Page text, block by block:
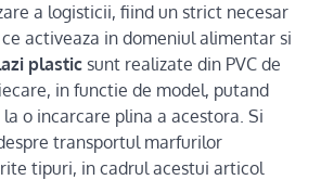
a logisticii, fiind un strict necesar
activeaza in domeniul alimentar si
plasticsunt realizate din PVC de
in functie de model, putand
o incarcare plina a acestora. Si
transportul marfurilor
tipuri, in cadrul acestui articol